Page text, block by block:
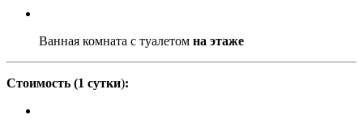
Ванная комната с туалетом на этаже
Стоимость (1 сутки):